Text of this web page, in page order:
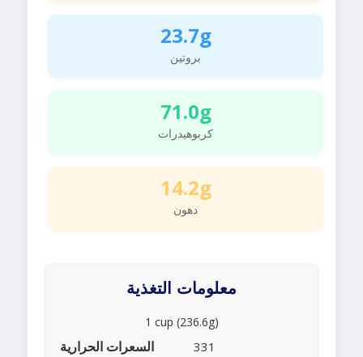
23.7g
بروتين
71.0g
كربوهيدرات
14.2g
دهون
معلومات التغذية
1 cup (236.6g)
السعرات الحرارية 331